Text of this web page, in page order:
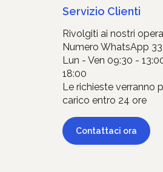
Servizio Clienti
Rivolgiti ai nostri
Numero WhatsApp
Lun - Ven 09:30 -
18:00
Le richieste verranno
carico entro 24 ore
Contattaci ora